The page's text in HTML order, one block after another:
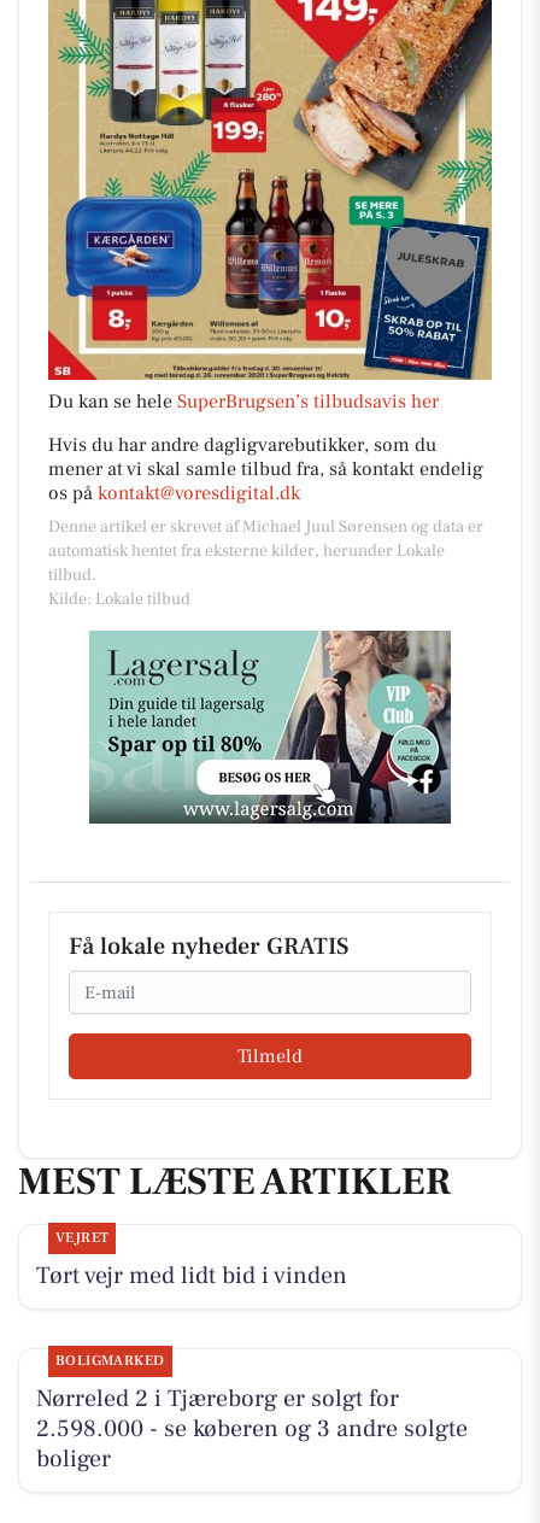
Du kan se hele SuperBrugsen’s tilbudsavis her
Hvis du har andre dagligvarebutikker, som du
mener at vi skal samle tilbud fra, så kontakt endelig
os på kontakt@voresdigital.dk
Denne artikel er skrevet af Michael Juul Sørensen og data er
automatisk hentet fra eksterne kilder, herunder Lokale
tilbud.
Kilde: Lokale tilbud
Få lokale nyheder GRATIS
Email
Tilmeld
MEST LÆSTE ARTIKLER
VEJRET
Tørt vejr med lidt bid i vinden
BOLIGMARKED
Nørreled 2 i Tjæreborg er solgt for
2.598.000 - se køberen og 3 andre solgte
boliger